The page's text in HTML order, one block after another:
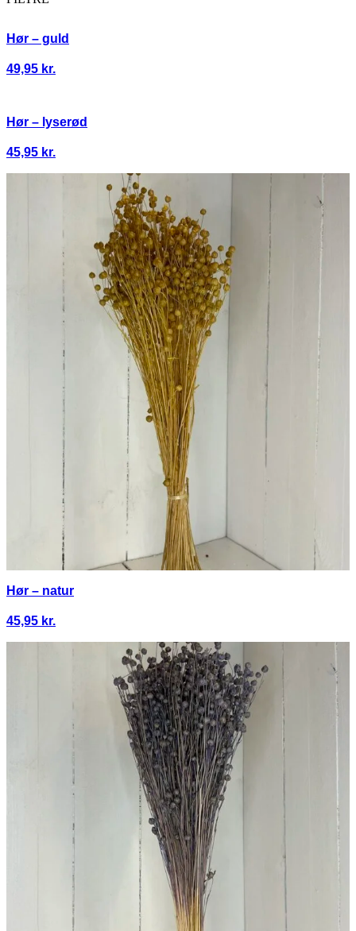
Hør – guld
49,95 kr.
Hør – lyserød
45,95 kr.
Hør – natur
45,95 kr.